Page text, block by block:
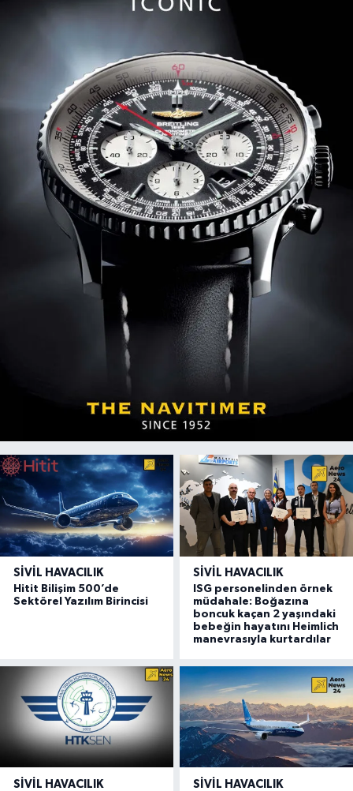
SIVIL HAVACILIK
Hitit Bilişim 500’de
Sektörel Yazılım Birincisi
SIVIL HAVACILIK
ISG personelinden örnek
müdahale: Boğazına
boncuk kaçan 2 yaşındaki
bebeğin hayatını Heimlich
manevrasıyla kurtardılar
SIVIL HAVACILIK SIVIL HAVACILIK